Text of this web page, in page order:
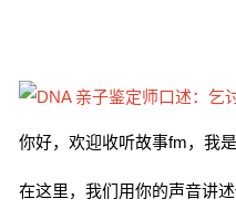
你好，欢迎收听故事fm，我
在这里，我们用你的声音讲述